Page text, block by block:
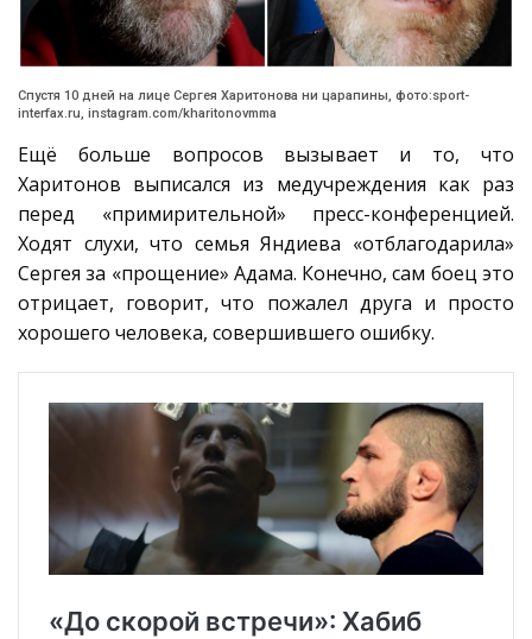
Спустя 10 дней на лице Сергея Харитонова ни царапины, фото:sport-
interfax.ru, instagram.com/kharitonovmma
Ещё больше вопросов вызывает и то, что
Харитонов выписался из медучреждения как раз
перед «примирительной» пресс-конференцией.
Ходят слухи, что семья Яндиева «отблагодарила»
Сергея за «прощение» Адама. Конечно, сам боец это
отрицает, говорит, что пожалел друга и просто
хорошего человека, совершившего ошибку.